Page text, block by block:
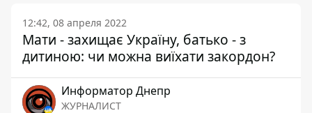
12:42, 08 апреля 2022
Мати - захищає Україну, батько - з
дитиною: чи можна виїхати закордон?
Информатор Днепр
ЖУРНАЛИСТ